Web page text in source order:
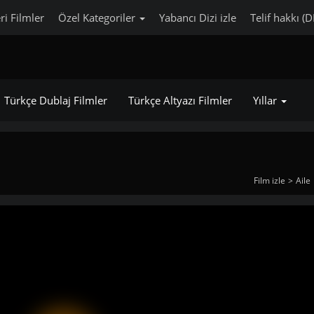
Filmler Özel Kategoriler Yabancı Dizi izle Telif hakkı
Türkçe Dublaj Filmler Türkçe Altyazı Filmler Yıllar
Film izle Aile